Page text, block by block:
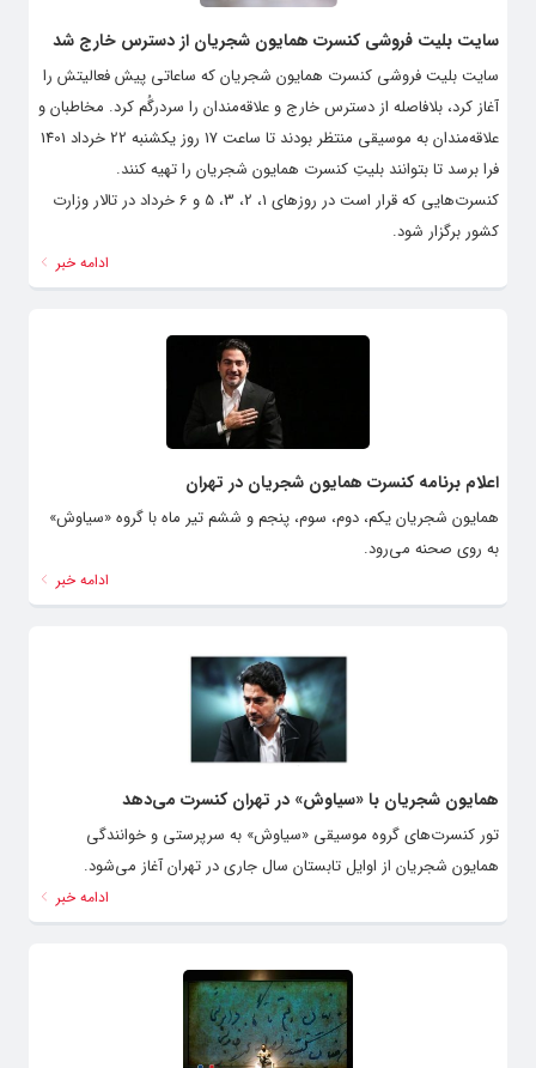
سایت بلیت فروشی کنسرت همایون شجریان از دسترس خارج شد
سایت بلیت فروشی کنسرت همایون شجریان که ساعاتی پیش فعالیتش را
آغاز کرد، بلافاصله از دسترس خارج و علاقه‌مندان را سردرگُم کرد. مخاطبان و
علاقه‌مندان به موسیقی منتظر بودند تا ساعت 17 روز یکشنبه 22 خرداد 1401
فرا برسد تا بتوانند بلیتِ کنسرت همایون شجریان را تهیه کنند.
کنسرت‌هایی که قرار است در روزهای 1، 2، 3، 5 و 6 خرداد در تالار وزارت
کشور برگزار شود.
ادامه خبر
اعلام برنامه کنسرت همایون شجریان در تهران
همایون شجریان یکم، دوم، سوم، پنجم و ششم تیر ماه با گروه «سیاوش»
به روی صحنه می‌رود.
ادامه خبر
همایون شجریان با «سیاوش» در تهران کنسرت می‌دهد
تور کنسرت‌های گروه موسیقی «سیاوش» به سرپرستی و خوانندگی
همایون شجریان از اوایل تابستان سال جاری در تهران آغاز می‌شود.
ادامه خبر